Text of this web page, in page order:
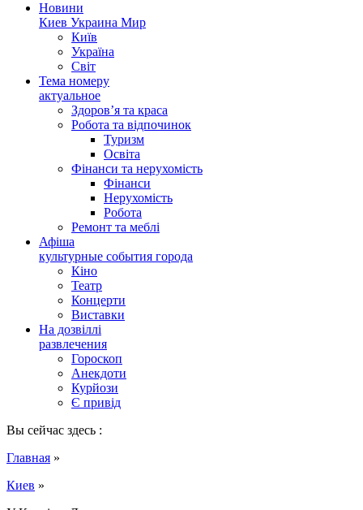
Новини
Киев Украина Мир
Київ
Україна
Світ
Тема номеру
актуальное
Здоров’я та краса
Робота та відпочинок
Туризм
Освіта
Фінанси та нерухомість
Фінанси
Нерухомість
Робота
Ремонт та меблі
Афіша
культурные события города
Кіно
Театр
Концерти
Виставки
На дозвіллі
развлечения
Гороскоп
Анекдоти
Курйози
Є привід
Вы сейчас здесь :
Главная »
Киев »